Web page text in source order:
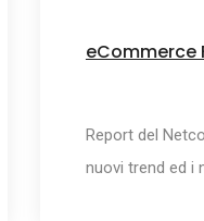
eCommerce
Report del
nuovi trend ed i